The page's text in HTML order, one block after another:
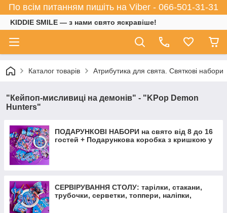
По всім питанням пишіть на Viber - 066-501-31-31
KIDDIE SMILE — з нами свято яскравіше!
Каталог товарів Атрибутика для свята. Святкові набори
"Кейпоп-мисливиці на демонів" - "KPop Demon
Hunters"
ПОДАРУНКОВІ НАБОРИ на свято від 8 до 16
гостей + Подарункова коробка з кришкою у
СЕРВІРУВАННЯ СТОЛУ: тарілки, стакани,
трубочки, серветки, топпери, наліпки,